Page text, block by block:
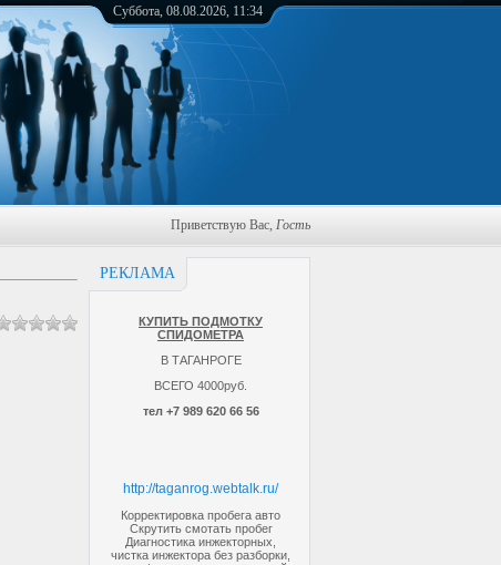
Суббота, 08.08.2026, 11:34
Приветствую Вас, Гость
РЕКЛАМА
КУПИТЬ ПОДМОТКУ
СПИДОМЕТРА
В ТАГАНРОГЕ
ВСЕГО 4000руб.
тел +7 989 620 66 56
http://taganrog.webtalk.ru/
Корректировка пробега авто
Скрутить смотать пробег
Диагностика инжекторных,
чистка инжектора без разборки,